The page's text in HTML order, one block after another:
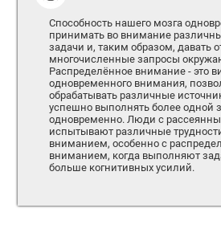
Способность нашего мозга
принимать во внимание
задачи и, таким образом, давать
многочисленные запросы
Распределённое внимание - это
одновременного внимания,
обрабатывать различные
успешно выполнять более одной
одновременно. Люди с
испытывают различные
вниманием, особенно с
вниманием, когда выполняют
больше когнитивных усилий.